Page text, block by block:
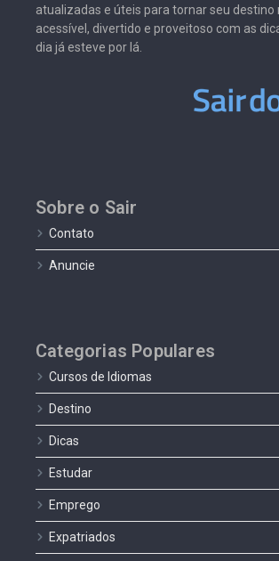
atualizadas e úteis para tornar seu destino
acessível, divertido e proveitoso com as
dia já esteve por lá.
Sobre o Sair
Contato
Anuncie
Categorias Populares
Cursos de Idiomas
Destino
Dicas
Estudar
Emprego
Expatriados